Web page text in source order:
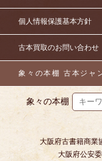
個人情報保護基本方針
古本買取のお問い合わせ
象々の本棚 古本ジャ
象々の本棚
大阪府古書籍商業
大阪府公安